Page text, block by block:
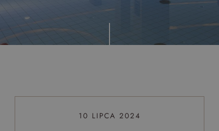
Top 5 bestsellers
10 LIPCA 2024